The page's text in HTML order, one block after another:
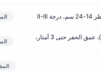
آلات الحفر والرافعات على قاعدة جرار مجنزر بقوة 70 كيلوواط (95 حصان)، عمق الحفر حتى 3 أمتار،